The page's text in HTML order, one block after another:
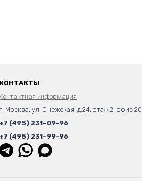
КОНТАКТЫ
Контактная информация
г. Москва, ул. Онежская, д.24, этаж 2, офис 20
+7 (495) 231-09-96
+7 (495) 231-99-96